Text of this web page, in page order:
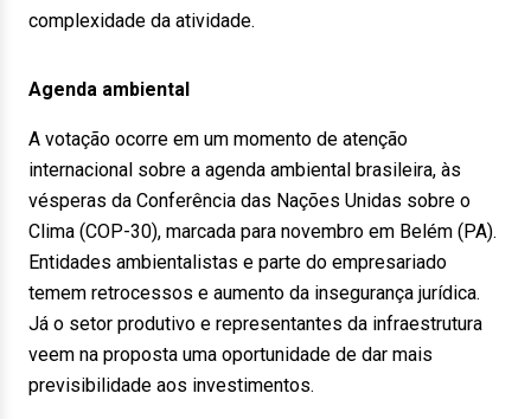
complexidade da atividade.
Agenda ambiental
A votação ocorre em um momento de atenção
internacional sobre a agenda ambiental brasileira, às
vésperas da Conferência das Nações Unidas sobre o
Clima (COP-30), marcada para novembro em Belém (PA).
Entidades ambientalistas e parte do empresariado
temem retrocessos e aumento da insegurança jurídica.
Já o setor produtivo e representantes da infraestrutura
veem na proposta uma oportunidade de dar mais
previsibilidade aos investimentos.